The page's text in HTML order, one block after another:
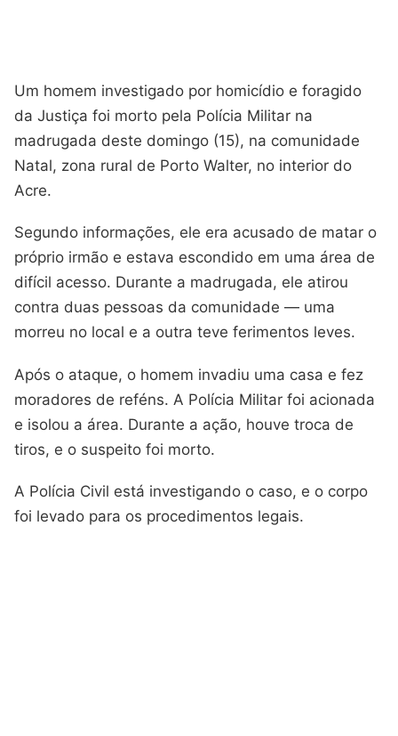
Um homem investigado por homicídio e foragido
da Justiça foi morto pela Polícia Militar na
madrugada deste domingo (15), na comunidade
Natal, zona rural de Porto Walter, no interior do
Acre.
Segundo informações, ele era acusado de matar o
próprio irmão e estava escondido em uma área de
difícil acesso. Durante a madrugada, ele atirou
contra duas pessoas da comunidade — uma
morreu no local e a outra teve ferimentos leves.
Após o ataque, o homem invadiu uma casa e fez
moradores de reféns. A Polícia Militar foi acionada
e isolou a área. Durante a ação, houve troca de
tiros, e o suspeito foi morto.
A Polícia Civil está investigando o caso, e o corpo
foi levado para os procedimentos legais.